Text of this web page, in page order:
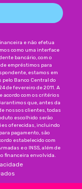
e não efetua
como uma interface
bancário, com o
empréstimos para
estamos em
Banco Central do
de fevereiro de 2011. A
acordo com os critérios
que, antes da
nossos clientes, todas
escolhido serão
oferecidas, incluindo
pagamento, são
estabelecido com
e o INSS, além de
financeira envolvida.